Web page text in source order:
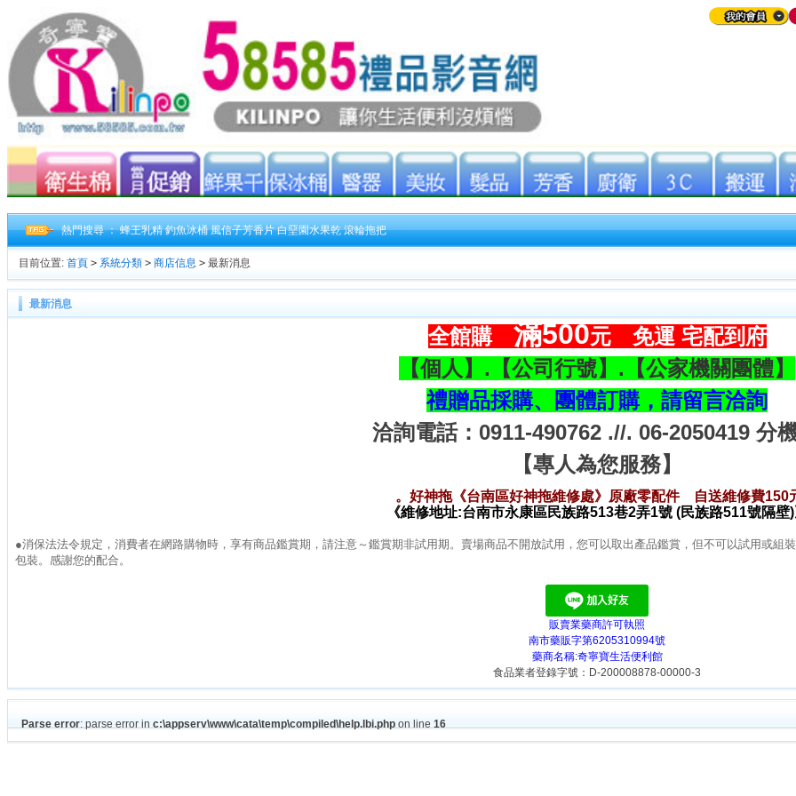
熱門搜尋 ：蜂王乳精 釣魚冰桶 風信子芳香片 白堊園水果乾 滾輪拖把
目前位置: 首頁 > 系統分類 > 商店信息 > 最新消息
最新消息
全館購 滿500元 免運 宅配到府
【個人】.【公司行號】.【公家機關團體】
禮贈品採購、團體訂購，請留言洽詢
洽詢電話：0911-490762 .//. 06-2050419 分
【專人為您服務】
。好神拖《台南區好神拖維修處》原廠零配件 自送維修費150
《維修地址:台南市永康區民族路513巷2弄1號 (民族路511號隔壁
●消保法法令規定，消費者在網路購物時，享有商品鑑賞期，請注意～鑑賞期非試用期。賣場商品不開放試用，您可以取出產品鑑賞，但不可以試用或
包裝。感謝您的配合。
販賣業藥商許可執照
南市藥販字第6205310994號
藥商名稱:奇寧寶生活便利館
食品業者登錄字號：D-200008878-00000-3
Parse error: parse error in c:\appserv\www\cata\temp\compiled\help.lbi.php on line 16